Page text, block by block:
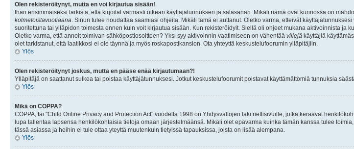
Olen rekisteröitynyt, mutta en voi kirjautua sisään!
Ihan ensimmäiseksi tarkista, että kirjoitat varmasti oikean käyttäjätunnuksen ja salasanan. Mikäli nämä ovat kunnossa on
kolmetoistavuotiaana . Sinun tulee noudattaa saamiasi ohjeita. Mikäli tämä ei auttanut. Oletko varma, etteivät
suoritettuna tai ylläpidon toimesta ennen kuin voit kirjautua sisään. Kun rekisteröidyit. Siellä oli ohjeet mukana aktivoinnista ja
Oletko varma, että annoit toimivan sähköpostiosoitteen? Yksi syy aktivoinnin vaatimiseen on vähentää villejä käyttäjiä
olet tarkistanut, että laatikkosi ei ole täynnä ja myös roskapostikansion. Ota yhteyttä keskustelufoorumin ylläpitäjiin.
Ylös
Olen rekisteröitynyt joskus, mutta en pääse enää kirjautumaan?!
Ylläpitäjä on saattanut sulkea tai poistaa käyttäjätunnuksesi. Jotkut keskustelufoorumit poistavat käyttämättömiä tunnuksia
Ylös
Mikä on COPPA?
COPPA, tai "Child Online Privacy and Protection Act" vuodelta 1998 on Yhdysvaltojen laki nettisivuille, jotka keräävät
lupa tallentaa lapsensa henkilökohtaisia tietoja omaan järjestelmäänsä. Mikäli olet epävarma kuinka tämän kanssa tulee
tässä asiassa ja heihin ei tule ottaa yteyttä muutenkuin tietyissä tapauksissa, joista on lisää alempana.
Ylös